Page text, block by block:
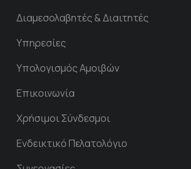
Διαμεσολαβητές & Διαιτητές
Υπηρεσίες
Υπολογισμός Αμοιβών
Επικοινωνία
Χρήσιμοι Σύνδεσμοι
Ενδεικτικό Πελατολόγιο